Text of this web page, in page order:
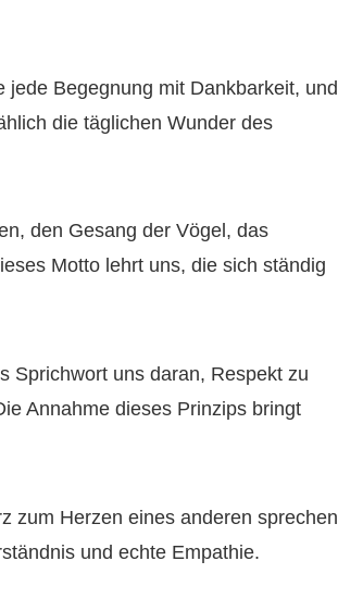
Begegnung mit Dankbarkeit, und
die täglichen Wunder des
den Gesang der Vögel, das
Motto lehrt uns, die sich ständig
Sprichwort uns daran, Respekt zu
Annahme dieses Prinzips bringt
zum Herzen eines anderen sprechen
und echte Empathie.